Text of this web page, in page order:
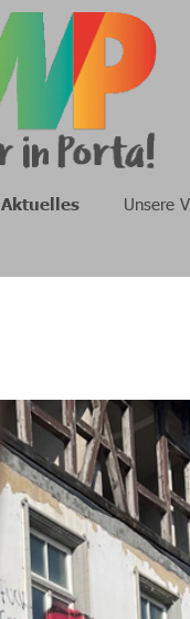
Aktuelles Unsere